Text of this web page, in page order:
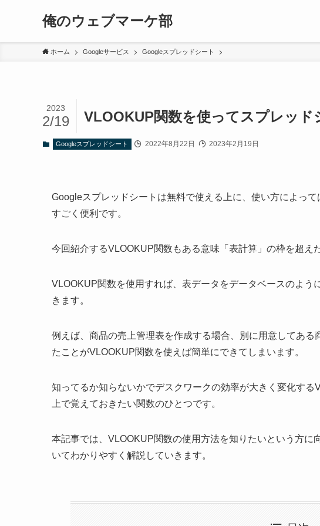
俺のウェブマーケ部
ホーム Googleサービス Googleスプレッドシート
VLOOKUP関数を使ってスプレッド
2023
2/19
Googleスプレッドシート 2022年8月22日 2023年2月19日
Googleスプレッドシートは無料で使える上に、使い方によっ
すごく便利です。
今回紹介するVLOOKUP関数もある意味「表計算」の枠を超え
VLOOKUP関数を使用すれば、表データをデータベースのよう
きます。
例えば、商品の売上管理表を作成する場合、別に用意してあ
たことがVLOOKUP関数を使えば簡単にできてしまいます。
知ってるか知らないかでデスクワークの効率が大きく変化す
上で覚えておきたい関数のひとつです。
本記事では、VLOOKUP関数の使用方法を知りたいという方
いてわかりやすく解説していきます。